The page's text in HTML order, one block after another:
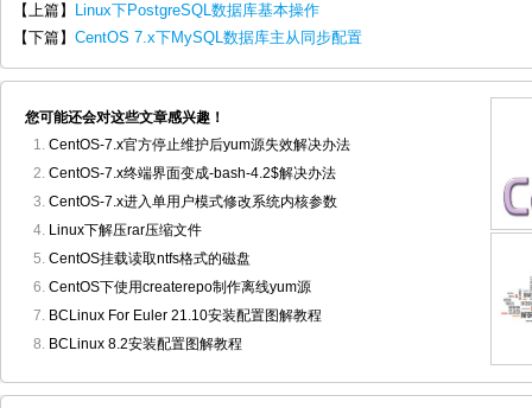
【上篇】
Linux下PostgreSQL数据库基本操作
【下篇】 CentOS 7.x下MySQL数据库主从同步配置
您可能还会对这些文章感兴趣！
CentOS-7.x官方停止维护后yum源失效解决办法
CentOS-7.x终端界面变成-bash-4.2$解决办法
CentOS-7.x进入单用户模式修改系统内核参数
Linux下解压rar压缩文件
CentOS挂载读取ntfs格式的磁盘
CentOS下使用createrepo制作离线yum源
BCLinux For Euler 21.10安装配置图解教程
BCLinux 8.2安装配置图解教程